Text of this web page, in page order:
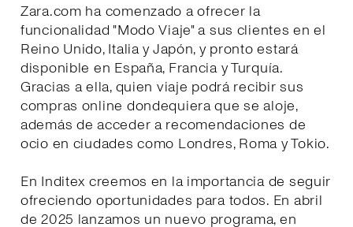
Zara.com ha comenzado a ofrecer la
funcionalidad "Modo Viaje" a sus clientes en el
Reino Unido, Italia y Japón, y pronto estará
disponible en España, Francia y Turquía.
Gracias a ella, quien viaje podrá recibir sus
compras online dondequiera que se aloje,
además de acceder a recomendaciones de
ocio en ciudades como Londres, Roma y Tokio.
En Inditex creemos en la importancia de seguir
ofreciendo oportunidades para todos. En abril
de 2025 lanzamos un nuevo programa, en